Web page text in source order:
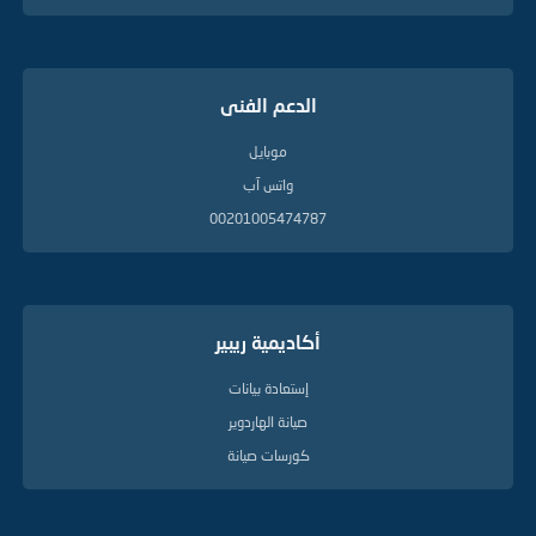
الدعم الفنى
موبايل
واتس آب
00201005474787
أكاديمية ريبير
إستعادة بيانات
صيانة الهاردوير
كورسات صيانة